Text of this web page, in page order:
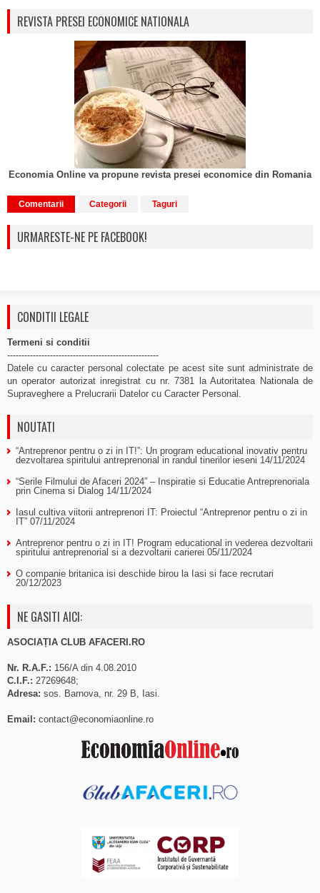
REVISTA PRESEI ECONOMICE NATIONALA
Economia Online va propune revista presei economice din Romania
Comentarii Categorii Taguri
URMARESTE-NE PE FACEBOOK!
CONDITII LEGALE
Termeni si conditii
-----------------------------------------------------
Datele cu caracter personal colectate pe acest site sunt administrate de
un operator autorizat inregistrat cu nr. 7381 la Autoritatea Nationala de
Supraveghere a Prelucrarii Datelor cu Caracter Personal.
NOUTATI
“Antreprenor pentru o zi in IT!”: Un program educational inovativ pentru
dezvoltarea spiritului antreprenorial in randul tinerilor ieseni 14/11/2024
“Serile Filmului de Afaceri 2024” – Inspiratie si Educatie Antreprenoriala
prin Cinema si Dialog 14/11/2024
Iasul cultiva viitorii antreprenori IT: Proiectul “Antreprenor pentru o zi in
IT” 07/11/2024
Antreprenor pentru o zi in IT! Program educational in vederea dezvoltarii
spiritului antreprenorial si a dezvoltarii carierei 05/11/2024
O companie britanica isi deschide birou la Iasi si face recrutari
20/12/2023
NE GASITI AICI:
ASOCIAȚIA CLUB AFACERI.RO
Nr. R.A.F.: 156/A din 4.08.2010
C.I.F.: 27269648;
Adresa: sos. Barnova, nr. 29 B, Iasi.
Email: contact@economiaonline.ro